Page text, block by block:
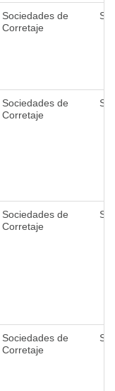
Sociedades de
Corretaje
Sociedades de
Corretaje
Sociedades de
Corretaje
Sociedades de
Corretaje